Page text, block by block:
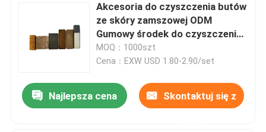
Akcesoria do czyszczenia butów
ze skóry zamszowej ODM
Gumowy środek do czyszczenia
gumek do butów
MOQ：1000szt
Cena：EXW USD 1.80-2.90/set
Najlepsza cena Skontaktuj się z